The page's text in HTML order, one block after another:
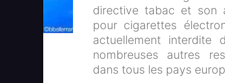
directive tabac et son
pour cigarettes
actuellement interdite
nombreuses autres
dans tous les pays